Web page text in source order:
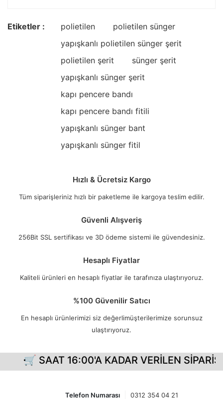
Etiketler : polietilen
polietilen sünger
yapışkanlı polietilen sünger şerit
polietilen şerit
sünger şerit
yapışkanlı sünger şerit
kapı pencere bandı
kapı pencere bandı fitili
yapışkanlı sünger bant
yapışkanlı sünger fitil
Hızlı & Ücretsiz Kargo
Tüm siparişleriniz hızlı bir paketleme ile kargoya teslim edilir.
Güvenli Alışveriş
256Bit SSL sertifikası ve 3D ödeme sistemi ile güvendesiniz.
Hesaplı Fiyatlar
Kaliteli ürünleri en hesaplı fiyatlar ile tarafınıza ulaştırıyoruz.
%100 Güvenilir Satıcı
En hesaplı ürünlerimizi siz değerlimüşterilerimize sorunsuz
ulaştırıyoruz.
🛒 SAAT 16:00'A KADAR VERİLEN
Telefon Numarası 0312 354 04 21